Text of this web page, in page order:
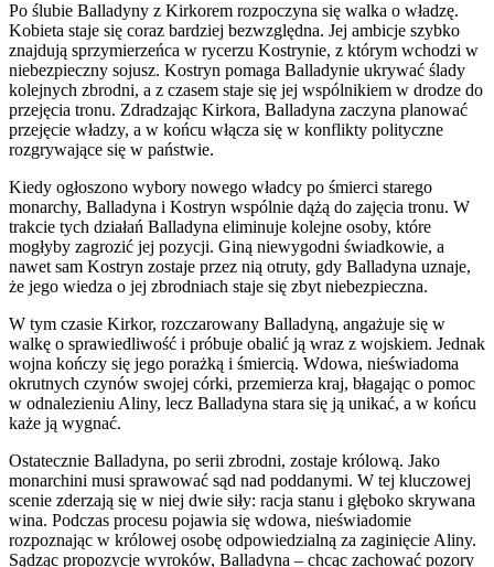
Po ślubie Balladyny z Kirkorem rozpoczyna się walka o władzę.
Kobieta staje się coraz bardziej bezwzględna. Jej ambicje szybko
znajdują sprzymierzeńca w rycerzu Kostrynie, z którym wchodzi w
niebezpieczny sojusz. Kostryn pomaga Balladynie ukrywać ślady
kolejnych zbrodni, a z czasem staje się jej wspólnikiem w drodze do
przejęcia tronu. Zdradzając Kirkora, Balladyna zaczyna planować
przejęcie władzy, a w końcu włącza się w konflikty polityczne
rozgrywające się w państwie.
Kiedy ogłoszono wybory nowego władcy po śmierci starego
monarchy, Balladyna i Kostryn wspólnie dążą do zajęcia tronu. W
trakcie tych działań Balladyna eliminuje kolejne osoby, które
mogłyby zagrozić jej pozycji. Giną niewygodni świadkowie, a
nawet sam Kostryn zostaje przez nią otruty, gdy Balladyna uznaje,
że jego wiedza o jej zbrodniach staje się zbyt niebezpieczna.
W tym czasie Kirkor, rozczarowany Balladyną, angażuje się w
walkę o sprawiedliwość i próbuje obalić ją wraz z wojskiem. Jednak
wojna kończy się jego porażką i śmiercią. Wdowa, nieświadoma
okrutnych czynów swojej córki, przemierza kraj, błagając o pomoc
w odnalezieniu Aliny, lecz Balladyna stara się ją unikać, a w końcu
każe ją wygnać.
Ostatecznie Balladyna, po serii zbrodni, zostaje królową. Jako
monarchini musi sprawować sąd nad poddanymi. W tej kluczowej
scenie zderzają się w niej dwie siły: racja stanu i głęboko skrywana
wina. Podczas procesu pojawia się wdowa, nieświadomie
rozpoznając w królowej osobę odpowiedzialną za zaginięcie Aliny.
Sądząc propozycje wyroków, Balladyna – chcąc zachować pozory